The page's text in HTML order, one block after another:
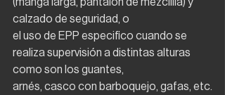
calzado de seguridad, o
el uso de EPP especifico cuando se
realiza supervisión a distintas alturas
como son los guantes,
arnés, casco con barboquejo, gafas, etc.